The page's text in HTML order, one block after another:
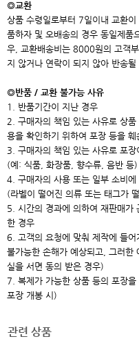
◎교환
상품 수령일로부터 7일이내 교환
품하자 및 오배송의 경우 동일제품
우, 교환배송비는 8000원의 고객
지 않거나 연락이 되지 않아 반송
◎반품 / 교환 불가능 사유
1. 반품기간이 지난 경우
2. 구매자의 책임 있는 사유로 상
용을 확인하기 위하여 포장 등을
3. 구매자의 책임 있는 사유로 포
(예: 식품, 화장품, 향수류, 음반 등)
4. 구매자의 사용 또는 일부 소비
(라벨이 떨어진 의류 또는 태그가
5. 시간의 경과에 의하여 재판매가
한 경우
6. 고객의 요청에 맞춰 제작에 들
불가능한 손해가 예상되고, 그러한
실을 서면 동의 받은 경우)
7. 복제가 가능한 상품 등의 포장
포장 개봉 시)
관련 상품